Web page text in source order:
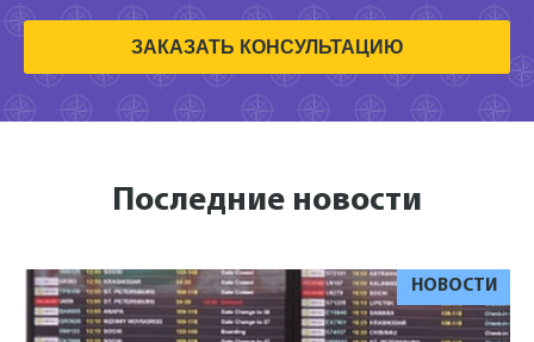
ЗАКАЗАТЬ КОНСУЛЬТАЦИЮ
Последние новости
НОВОСТИ